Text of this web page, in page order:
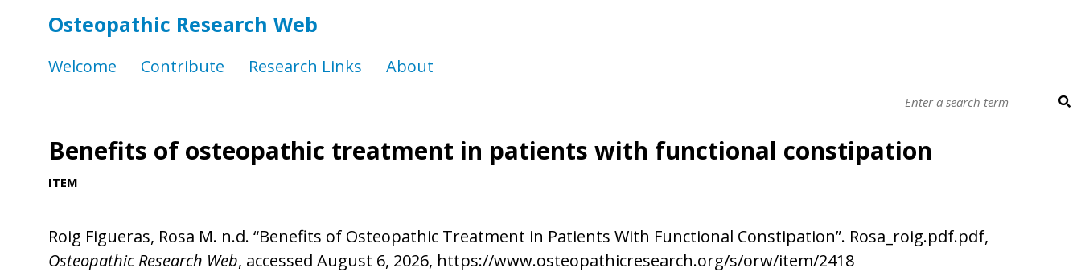
Osteopathic Research Web
Welcome Contribute Research Links About
Benefits of osteopathic treatment in patients with functional constipation
ITEM
Roig Figueras, Rosa M. n.d. “Benefits of Osteopathic Treatment in Patients With Functional Constipation”. Rosa_roig.pdf.pdf,
Osteopathic Research Web, accessed August 6, 2026, https://www.osteopathicresearch.org/s/orw/item/2418